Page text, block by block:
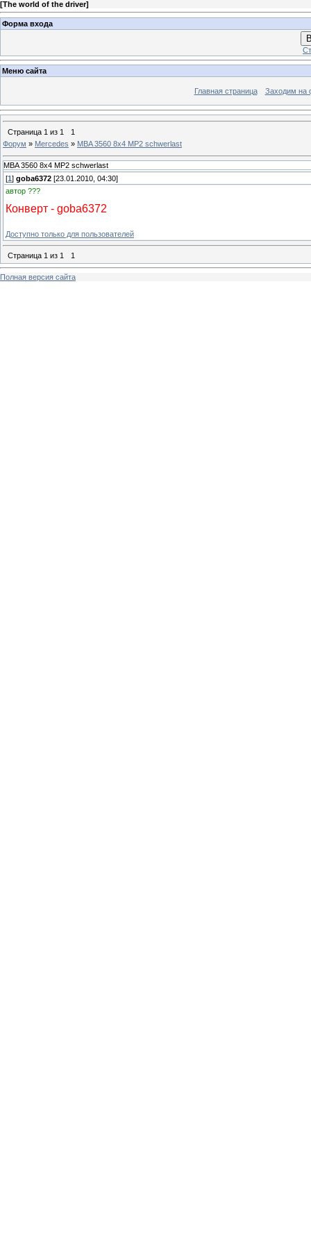
[The world of the driver]
Форма входа
Меню сайта
Главная страница Заходим на
Страница 1 из 1
1
Форум » Mercedes » MBA 3560 8x4 MP2 schwerlast
MBA 3560 8x4 MP2 schwerlast
[1 ] goba6372 [23.01.2010, 04:30]
автор ???
Конверт - goba6372
Доступно только для пользователей
Страница 1 из 1 1
Полная версия сайта